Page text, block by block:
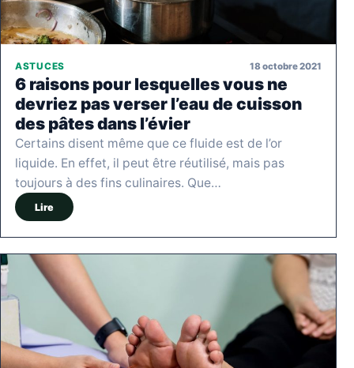
ASTUCES 18 octobre 2021
6 raisons pour lesquelles vous ne
devriez pas verser l’eau de cuisson
des pâtes dans l’évier
Certains disent même que ce fluide est de l’or
liquide. En effet, il peut être réutilisé, mais pas
toujours à des fins culinaires. Que…
Lire